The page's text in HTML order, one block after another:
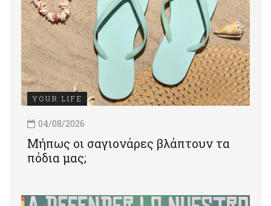
YOUR LIFE
04/08/2026
Μήπως οι σαγιονάρες βλάπτουν τα
πόδια μας;